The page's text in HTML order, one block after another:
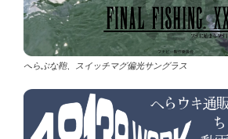
へらぶな鞄、スイッチマグ偏光サングラス